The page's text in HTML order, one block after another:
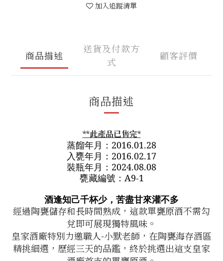
加入追蹤清單
商品描述
送貨及付款方
式
顧客評價
商品描述
**此產品已售完*
蒸餾年月： 2016.01.28
入甕年月： 2016.02.17
裝瓶年月： 2024.08.08
甕藏編號： A9-1
酒逢知己千杯少，苦盡甘來灌不多
經過陶甕儲存和長時間熟成，這款單甕原酒不需勾
兌即可展現獨特風味。
皇家酒廠特別力邀職人-小默老師，在陶甕海存酒區
精挑細選，歷經三天的品鑑，終於挑選出這支皇家